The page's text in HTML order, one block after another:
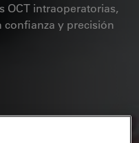
OCT intraoperatorias,
y precisión